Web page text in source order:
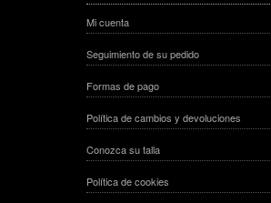
Mi cuenta
Seguimiento de su pedido
Formas de pago
Política de cambios y devoluciones
Conozca su talla
Política de cookies